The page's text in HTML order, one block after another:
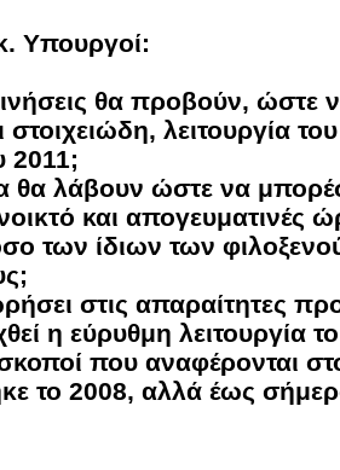
Υπουργοί:
θα προβούν, ώστε
λειτουργία
2011;
θα λάβουν ώστε να
και απογευματινές
των ίδιων των
στις απαραίτητες
η εύρυθμη λειτουργία
που αναφέρονται
το 2008, αλλά έως